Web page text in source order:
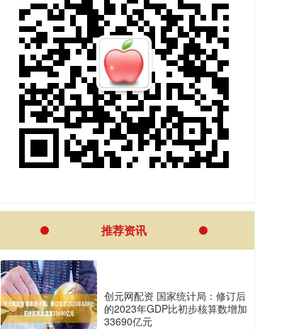
推荐资讯
创元网配资 国家统计局：修订后
的2023年GDP比初步核算数增加
33690亿元